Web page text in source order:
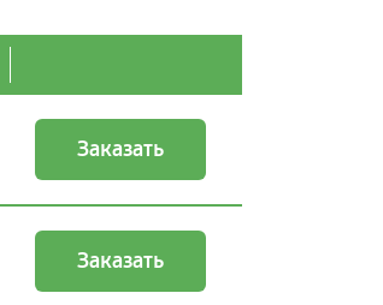
Заказать
Заказать